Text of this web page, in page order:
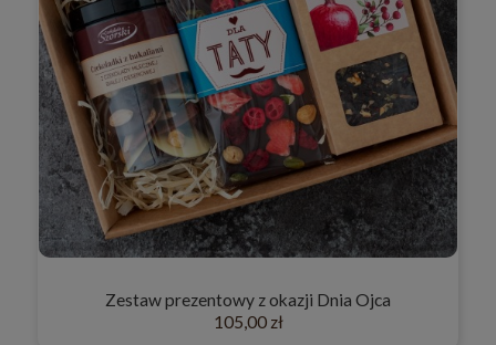
Zestaw prezentowy z okazji Dnia Ojca
105,00 zł